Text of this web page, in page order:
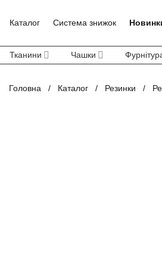
Каталог Система знижок
Тканини Чашки
Головна / Каталог / Резинки /